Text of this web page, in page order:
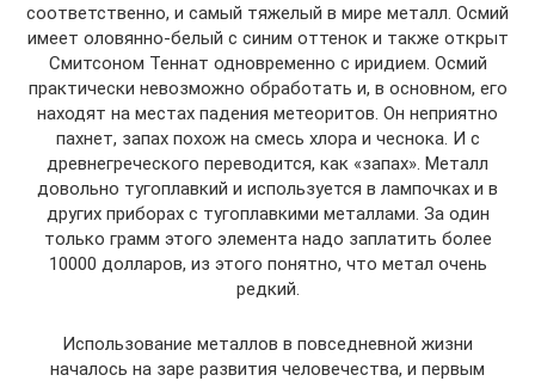
соответственно, и самый тяжелый в мире металл. Осмий
имеет оловянно-белый с синим оттенок и также открыт
Смитсоном Теннат одновременно с иридием. Осмий
практически невозможно обработать и, в основном, его
находят на местах падения метеоритов. Он неприятно
пахнет, запах похож на смесь хлора и чеснока. И с
древнегреческого переводится, как «запах». Металл
довольно тугоплавкий и используется в лампочках и в
других приборах с тугоплавкими металлами. За один
только грамм этого элемента надо заплатить более
10000 долларов, из этого понятно, что метал очень
редкий.
Использование металлов в повседневной жизни
началось на заре развития человечества, и первым